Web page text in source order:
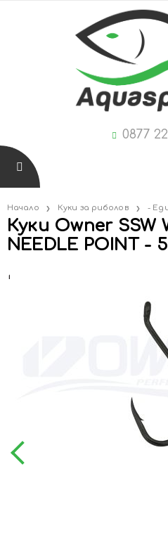
0877
Начало Куки за риболов -
Куки Owner SSW
NEEDLE POINT -